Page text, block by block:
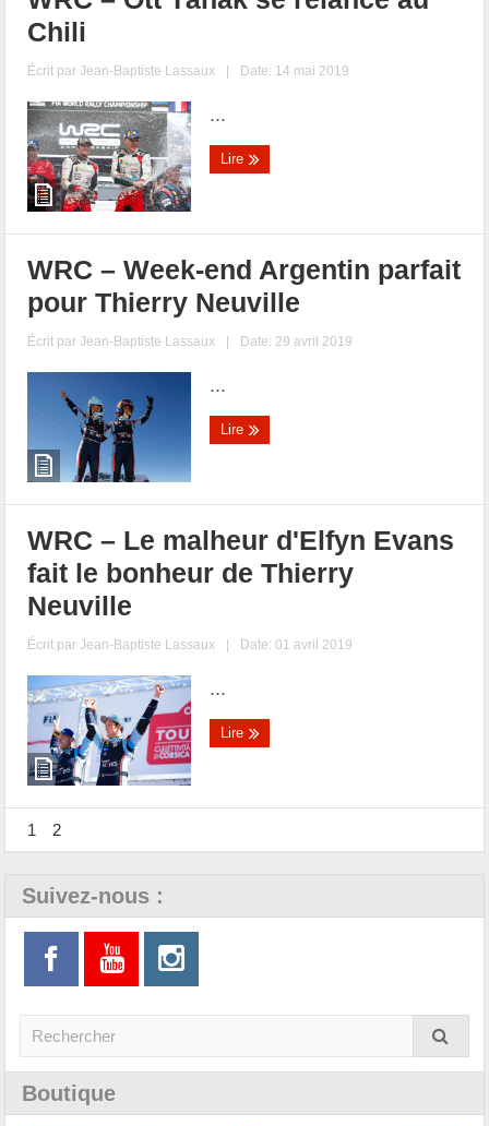
Chili
Écrit parJean-Baptiste Lassaux | Date: 14 mai 2019
...
Lire
WRC – Week-end Argentin parfait
pour Thierry Neuville
Écrit parJean-Baptiste Lassaux | Date: 29 avril 2019
...
Lire
WRC – Le malheur d'Elfyn Evans
fait le bonheur de Thierry
Neuville
Écrit parJean-Baptiste Lassaux | Date: 01 avril 2019
...
Lire
1 2
Suivez-nous :
Boutique